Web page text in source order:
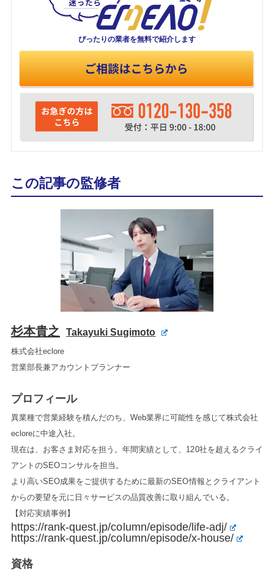
ぴったりの業者を無料で紹介します
この記事の監修者
杉本貴之 Takayuki Sugimoto
株式会社eclore
営業部長兼アカウントプランナー
プロフィール
異業種で営業経験を積んだのち、Web業界に可能性を感じて株式会社
ecloreに中途入社。
現在は、お客さま対応を担う。年間実績として、120社を超えるクライ
アントのSEOコンサルを担当。
より高いSEO成果をご提供するために最新のSEO情報とクライアント
からの要望を元に日々サービスの品質改善に取り組んでいる。
【対応実績事例】
https://rank-quest.jp/column/episode/life-adj/
https://rank-quest.jp/column/episode/x-house/
資格